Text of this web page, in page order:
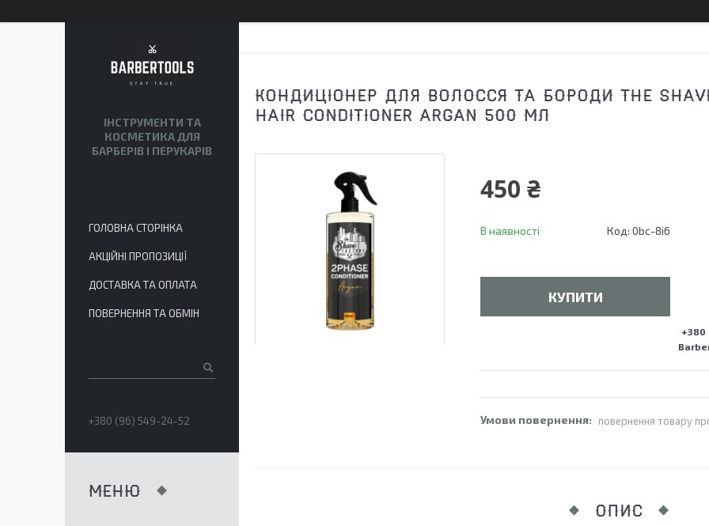
КОНДИЦІОНЕР ДЛЯ ВОЛОССЯ ТА БОРОДИ THE SHAVE
HAIR CONDITIONER ARGAN 500 МЛ
450 ₴
В наявності Код: 0bc-8i6
КУПИТИ
+380
повернення товару
ОПИС
ІНСТРУМЕНТИ ТА
КОСМЕТИКА ДЛЯ
БАРБЕРІВ І ПЕРУКАРІВ
ГОЛОВНА СТОРІНКА
АКЦІЙНІ ПРОПОЗИЦІЇ
ДОСТАВКА ТА ОПЛАТА
ПОВЕРНЕННЯ ТА ОБМІН
+380 (96) 549-24-52